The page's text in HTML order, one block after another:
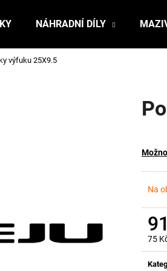
NÁHRADNÍ DÍLY
výfuku 25X9.5
Na
75
cena:
Co potřebujete najít?